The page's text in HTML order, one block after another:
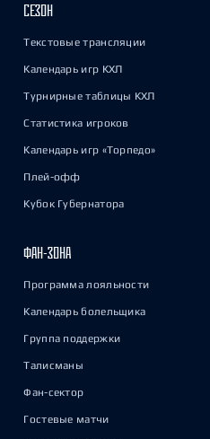
СЕЗОН
Текстовые трансляции
Календарь игр КХЛ
Турнирные таблицы КХЛ
Статистика игроков
Календарь игр «Торпедо»
Плей-офф
Кубок Губернатора
ФАН-ЗОНА
Программа лояльности
Календарь болельщика
Группа поддержки
Талисманы
Фан-сектор
Гостевые матчи